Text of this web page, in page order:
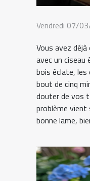
Vendredi 07/
Vous avez
avec un ciseau
bois éclate,
bout de cinq
douter de vos
problème vient
bonne lame,